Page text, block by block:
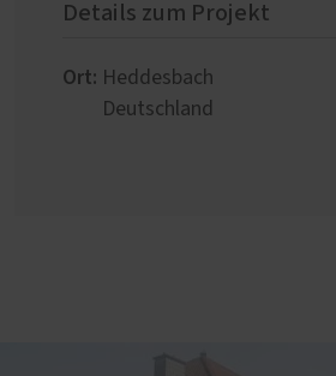
Details zum Projekt
Ort: Heddesbach
Deutschland